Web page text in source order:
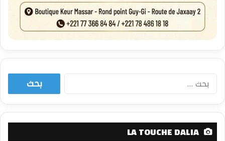
البحث
LA TOUCHE DALIA